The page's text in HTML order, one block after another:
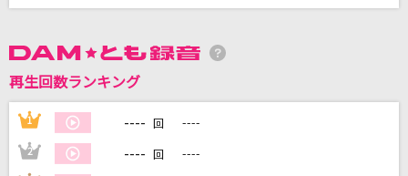
DAMに会員登録・ログインして
カラオケをもっと楽しもう！
再生回数ランキング
1 ---- 回 ----
2 ---- 回 ----